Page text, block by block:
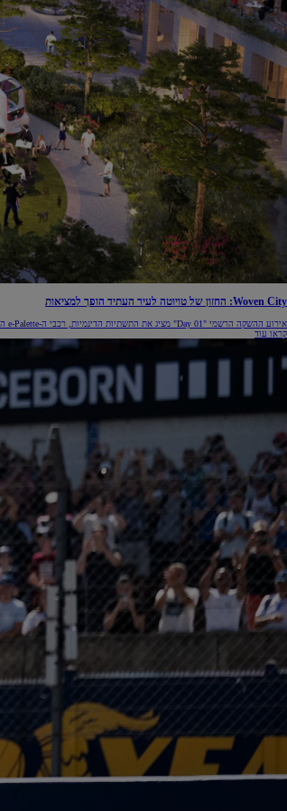
Woven City: החזון של טויוטה לעיר העתיד הופך למציאות
אירוע ההשקה הרשמי "Day 01" מציג את התשתיות הדינמיות, רכבי ה-e-Palette האוטונומיים והאקוסיסטם של Woven City, עיר המעבדה החיה של טויוטה.
קראו עוד